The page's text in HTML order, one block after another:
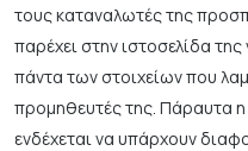
τους καταναλωτές της
παρέχει στην ιστοσελίδα της
πάντα των στοιχείων που
προμηθευτές της. Πάραυτα η
ενδέχεται να υπάρχουν